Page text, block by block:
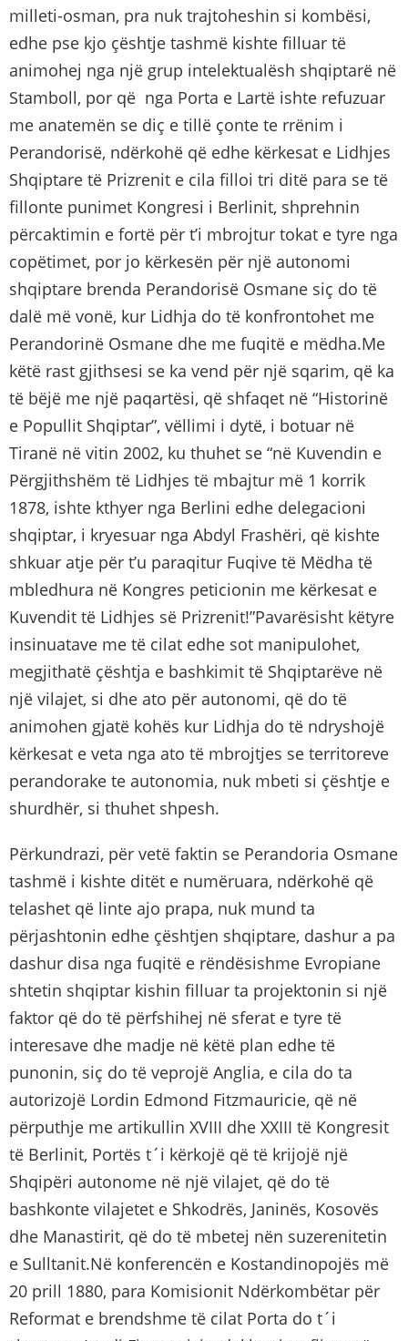
milleti-osman, pra nuk trajtoheshin si kombësi,
edhe pse kjo çështje tashmë kishte filluar të
animohej nga një grup intelektualësh shqiptarë në
Stamboll, por që nga Porta e Lartë ishte refuzuar
me anatemën se diç e tillë çonte te rrënim i
Perandorisë, ndërkohë që edhe kërkesat e Lidhjes
Shqiptare të Prizrenit e cila filloi tri ditë para se të
fillonte punimet Kongresi i Berlinit, shprehnin
përcaktimin e fortë për t’i mbrojtur tokat e tyre nga
copëtimet, por jo kërkesën për një autonomi
shqiptare brenda Perandorisë Osmane siç do të
dalë më vonë, kur Lidhja do të konfrontohet me
Perandorinë Osmane dhe me fuqitë e mëdha.Me
këtë rast gjithsesi se ka vend për një sqarim, që ka
të bëjë me një paqartësi, që shfaqet në “Historinë
e Popullit Shqiptar”, vëllimi i dytë, i botuar në
Tiranë në vitin 2002, ku thuhet se “në Kuvendin e
Përgjithshëm të Lidhjes të mbajtur më 1 korrik
1878, ishte kthyer nga Berlini edhe delegacioni
shqiptar, i kryesuar nga Abdyl Frashëri, që kishte
shkuar atje për t’u paraqitur Fuqive të Mëdha të
mbledhura në Kongres peticionin me kërkesat e
Kuvendit të Lidhjes së Prizrenit!”Pavarësisht këtyre
insinuatave me të cilat edhe sot manipulohet,
megjithatë çështja e bashkimit të Shqiptarëve në
një vilajet, si dhe ato për autonomi, që do të
animohen gjatë kohës kur Lidhja do të ndryshojë
kërkesat e veta nga ato të mbrojtjes se territoreve
perandorake te autonomia, nuk mbeti si çështje e
shurdhër, si thuhet shpesh.
Përkundrazi, për vetë faktin se Perandoria Osmane
tashmë i kishte ditët e numëruara, ndërkohë që
telashet që linte ajo prapa, nuk mund ta
përjashtonin edhe çështjen shqiptare, dashur a pa
dashur disa nga fuqitë e rëndësishme Evropiane
shtetin shqiptar kishin filluar ta projektonin si një
faktor që do të përfshihej në sferat e tyre të
interesave dhe madje në këtë plan edhe të
punonin, siç do të veprojë Anglia, e cila do ta
autorizojë Lordin Edmond Fitzmauricie, që në
përputhje me artikullin XVIII dhe XXIII të Kongresit
të Berlinit, Portës t´i kërkojë që të krijojë një
Shqipëri autonome në një vilajet, që do të
bashkonte vilajetet e Shkodrës, Janinës, Kosovës
dhe Manastirit, që do të mbetej nën suzerenitetin
e Sulltanit.Në konferencën e Kostandinopojës më
20 prill 1880, para Komisionit Ndërkombëtar për
Reformat e brendshme të cilat Porta do t´i